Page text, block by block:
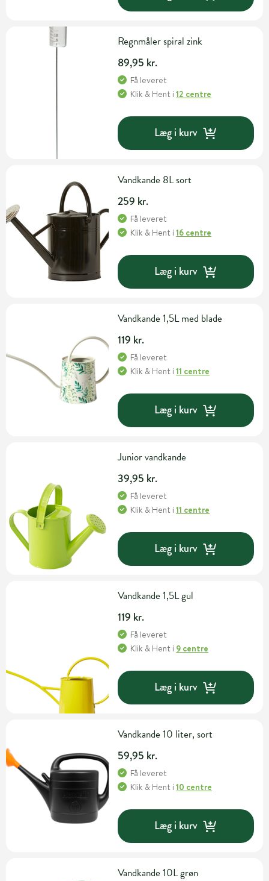
Regnmåler spiral zink
89,95 kr.
Få leveret
Klik & Hent i12 centre
Læg i kurv
Vandkande 8L sort
259 kr.
Få leveret
Klik & Hent i16 centre
Læg i kurv
Vandkande 1,5L med blade
119 kr.
Få leveret
Klik & Hent i11 centre
Læg i kurv
Junior vandkande
39,95 kr.
Få leveret
Klik & Hent i11 centre
Læg i kurv
Vandkande 1,5L gul
119 kr.
Få leveret
Klik & Hent i 9 centre
Læg i kurv
Vandkande 10 liter, sort
59,95 kr.
Få leveret
Klik & Hent i10 centre
Læg i kurv
Vandkande 10L grøn